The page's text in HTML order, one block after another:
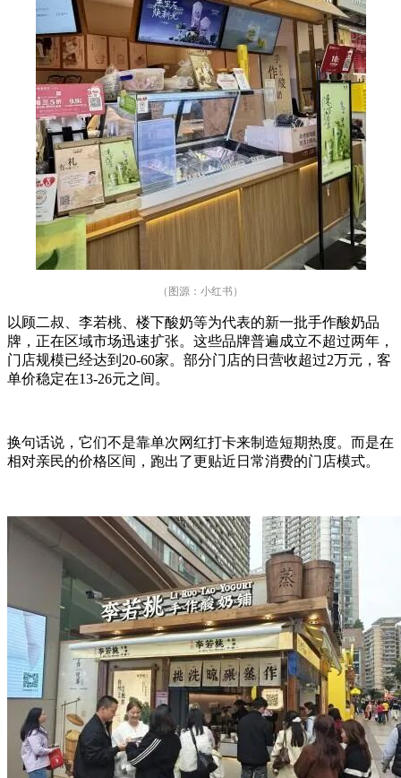
（图源：小红书）
以顾二叔、李若桃、楼下酸奶等为代表的新一批手作酸奶品
牌，正在区域市场迅速扩张。这些品牌普遍成立不超过两年，
门店规模已经达到20-60家。部分门店的日营收超过2万元，客
单价稳定在13-26元之间。
换句话说，它们不是靠单次网红打卡来制造短期热度。而是在
相对亲民的价格区间，跑出了更贴近日常消费的门店模式。